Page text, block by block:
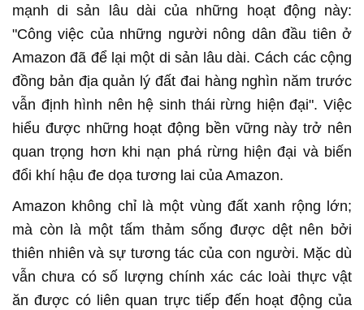
mạnh di sản lâu dài của những hoạt động này:
"Công việc của những người nông dân đầu tiên ở
Amazon đã để lại một di sản lâu dài. Cách các cộng
đồng bản địa quản lý đất đai hàng nghìn năm trước
vẫn định hình nên hệ sinh thái rừng hiện đại". Việc
hiểu được những hoạt động bền vững này trở nên
quan trọng hơn khi nạn phá rừng hiện đại và biến
đổi khí hậu đe dọa tương lai của Amazon.
Amazon không chỉ là một vùng đất xanh rộng lớn;
mà còn là một tấm thảm sống được dệt nên bởi
thiên nhiên và sự tương tác của con người. Mặc dù
vẫn chưa có số lượng chính xác các loài thực vật
ăn được có liên quan trực tiếp đến hoạt động của